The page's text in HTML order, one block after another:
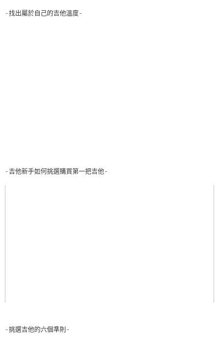
-找出屬於自己的吉他溫度-
-吉他新手如何挑選購買第一把吉他-
-挑選吉他的六個準則-